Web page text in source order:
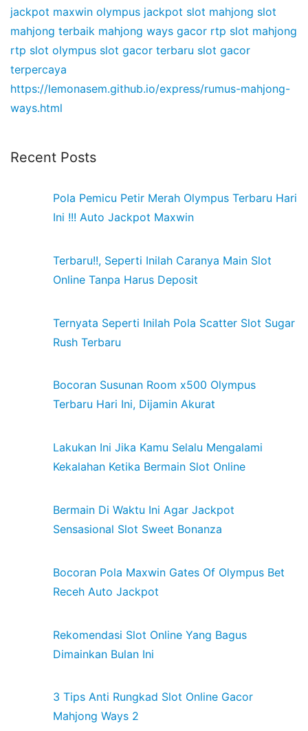
jackpot maxwin olympus jackpot slot mahjong slot
mahjong terbaik mahjong ways gacor rtp slot mahjong
rtp slot olympus slot gacor terbaru slot gacor
terpercaya
https://lemonasem.github.io/express/rumus-mahjong-
ways.html
Recent Posts
Pola Pemicu Petir Merah Olympus Terbaru Hari
Ini !!! Auto Jackpot Maxwin
Terbaru!!, Seperti Inilah Caranya Main Slot
Online Tanpa Harus Deposit
Ternyata Seperti Inilah Pola Scatter Slot Sugar
Rush Terbaru
Bocoran Susunan Room x500 Olympus
Terbaru Hari Ini, Dijamin Akurat
Lakukan Ini Jika Kamu Selalu Mengalami
Kekalahan Ketika Bermain Slot Online
Bermain Di Waktu Ini Agar Jackpot
Sensasional Slot Sweet Bonanza
Bocoran Pola Maxwin Gates Of Olympus Bet
Receh Auto Jackpot
Rekomendasi Slot Online Yang Bagus
Dimainkan Bulan Ini
3 Tips Anti Rungkad Slot Online Gacor
Mahjong Ways 2